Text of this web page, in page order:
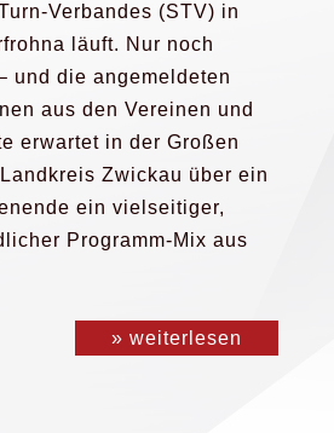
Verbandes (STV) in
läuft. Nur noch
und die angemeldeten
aus den Vereinen und
erwartet in der Großen
Zwickau über ein
ein vielseitiger,
Programm-Mix aus
» weiterlesen